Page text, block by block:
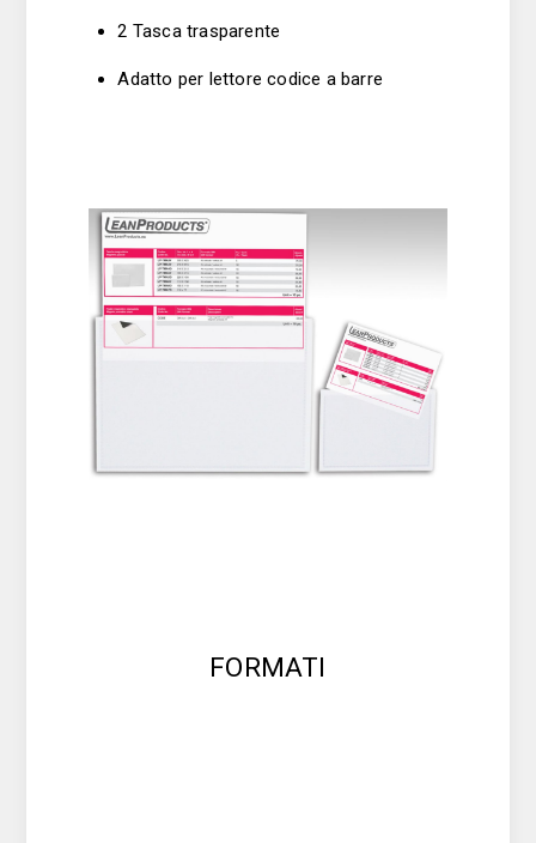
2 Tasca trasparente
Adatto per lettore codice a barre
FORMATI